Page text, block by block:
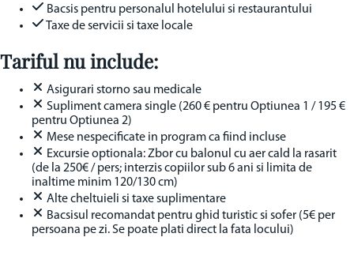
Bacsis pentru personalul hotelului si restaurantului
Taxe de servicii si taxe locale
Tariful nu include:
Asigurari storno sau medicale
Supliment camera single (260 € pentru Optiunea 1 / 195 €
pentru Optiunea 2)
Mese nespecificate in program ca fiind incluse
Excursie optionala: Zbor cu balonul cu aer cald la rasarit
(de la 250€ / pers; interzis copiilor sub 6 ani si limita de
inaltime minim 120/130 cm)
Alte cheltuieli si taxe suplimentare
Bacsisul recomandat pentru ghid turistic si sofer (5€ per
persoana pe zi. Se poate plati direct la fata locului)